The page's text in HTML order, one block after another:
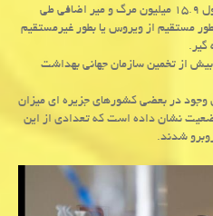
متخصصان تخمین زدند که کووید مسئول ۱۵.۹ میلیون مرگ و میر اضافی طی
است، چه بطور مستقیم از ویروس یا بطور غیرمستقیم
گیر.
از تخمین سازمان جهانی بهداشت
وجود در بعضی کشورهای جزیره ای میزان
نشان داده است که تعدادی از این